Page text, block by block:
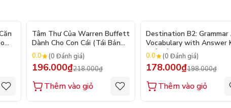
- 10%
Tâm Thư Của Warren Buffett
Dành Cho Con Cái (Tái Bản
2026)
0.0 (0 Đánh giá)
196.000₫218.000₫
Thêm vào giỏ
Destination B2: Grammar
Vocabulary with Answer
(Tái Bản 2025)
0.0 (0 Đánh giá)
178.000₫198.000₫
Thêm vào giỏ